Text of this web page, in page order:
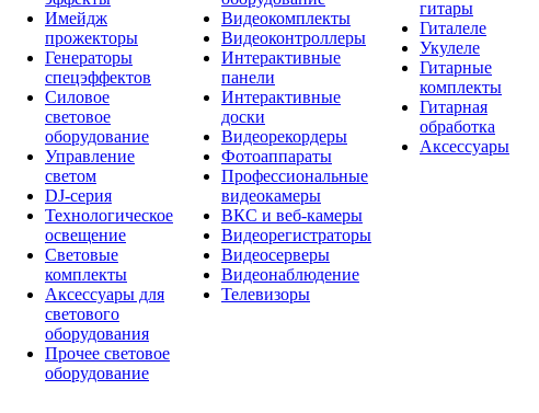
Имейдж
прожекторы
Генераторы
спецэффектов
Силовое
световое
оборудование
Управление
светом
DJ-серия
Технологическое
освещение
Световые
комплекты
Аксессуары для
светового
оборудования
Прочее световое
оборудование
Видеокомплекты
Видеоконтроллеры
Интерактивные
панели
Интерактивные
доски
Видеорекордеры
Фотоаппараты
Профессиональные
видеокамеры
ВКС и веб-камеры
Видеорегистраторы
Видеосерверы
Видеонаблюдение
Телевизоры
гитары
Гиталеле
Укулеле
Гитарные
комплекты
Гитарная
обработка
Аксессуары